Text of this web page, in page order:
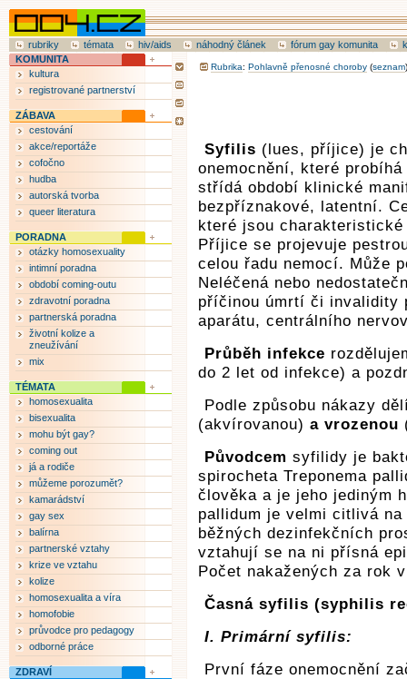
rubriky témata hiv/aids náhodný článek fórum gay komunita
Rubrika: Pohlavně přenosné choroby (seznam)
Syfilis (lues, příjice) je
onemocnění, které
střídá období klinické
bezpříznakové, latentní.
které jsou
Příjice se projevuje
celou řadu nemocí. Může
Neléčená nebo
příčinou úmrtí či invalidity
aparátu, centrálního
Průběh infekce
do 2 let od infekce) a
Podle způsobu nákazy
(akvírovanou) a vrozenou
Původcem syfilidy je
spirocheta Treponema
člověka a je jeho jediným
pallidum je velmi citlivá
běžných dezinfekčních
vztahují se na ni přísná
Počet nakažených za rok
Časná syfilis (syphilis
I. Primární syfilis:
První fáze onemocnění
KOMUNITA
kultura
registrované partnerství
ZÁBAVA
cestování
akce/reportáže
cofočno
hudba
autorská tvorba
queer literatura
PORADNA
otázky homosexuality
intimní poradna
období coming-outu
zdravotní poradna
partnerská poradna
životní kolize a
zneužívání
mix
TÉMATA
homosexualita
bisexualita
mohu být gay?
coming out
já a rodiče
můžeme porozumět?
kamarádství
gay sex
balírna
partnerské vztahy
krize ve vztahu
kolize
homosexualita a víra
homofobie
průvodce pro pedagogy
odborné práce
ZDRAVÍ